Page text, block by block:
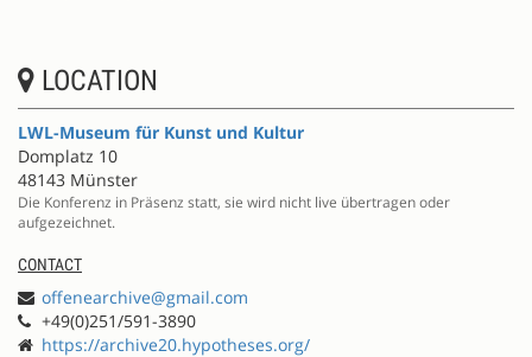
LOCATION
LWL-Museum für Kunst und Kultur
Domplatz 10
48143 Münster
Die Konferenz in Präsenz statt, sie wird nicht live übertragen oder
aufgezeichnet.
CONTACT
offenearchive@gmail.com
+49(0)251/591-3890
https://archive20.hypotheses.org/